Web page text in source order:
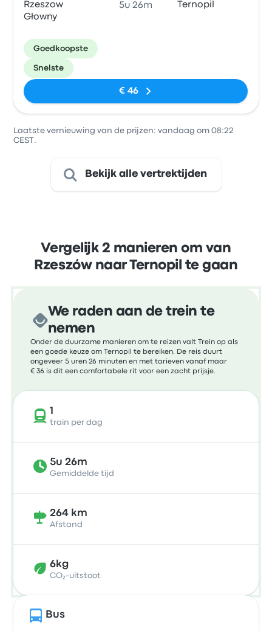
Rzeszow
Głowny
5u 26m Ternopil
Goedkoopste
Snelste
€ 46
Laatste vernieuwing van de prijzen: vandaag om 08:22
CEST.
Bekijk alle vertrektijden
Vergelijk 2 manieren om van
Rzeszów naar Ternopil te gaan
We raden aan de trein te
nemen
Onder de duurzame manieren om te reizen valt Trein op als
een goede keuze om Ternopil te bereiken. De reis duurt
ongeveer 5 uren 26 minuten en met tarieven vanaf maar
€ 36 is dit een comfortabele rit voor een zacht prijsje.
1
train per dag
5u 26m
Gemiddelde tijd
264 km
Afstand
6kg
CO₂-uitstoot
Bus